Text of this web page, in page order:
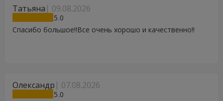
Татьяна 09.08.2026
5
Спасибо большое!!Все очень хорошо и качественно!!
Олександр 07.08.2026
5